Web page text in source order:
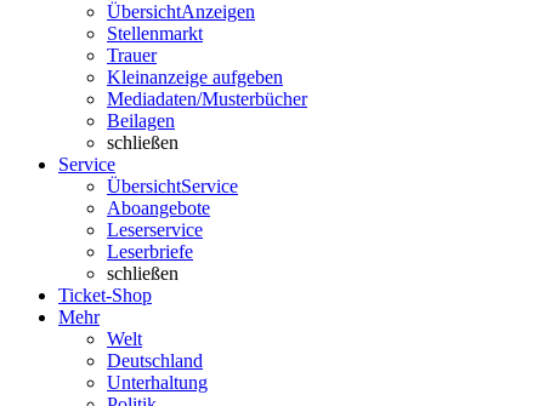
ÜbersichtAnzeigen
Stellenmarkt
Trauer
Kleinanzeige aufgeben
Mediadaten/Musterbücher
Beilagen
schließen
Service
ÜbersichtService
Aboangebote
Leserservice
Leserbriefe
schließen
Ticket-Shop
Mehr
Welt
Deutschland
Unterhaltung